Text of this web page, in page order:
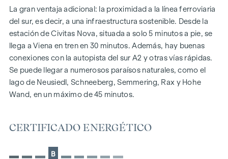
Protección solar eléctrica exterior
Ventanas de gran superficie con triple acristalamiento
térmico
Puertas correderas elevables
Parqué de madera auténtica en el salón y los dormitorios
Azulejos de gran formato en los baños
CARACTERÍSTICAS DESTACADAS
Superficies de 52 a 111 m² | De 2 a 4 habitaciones
Amplio jardín comunitario con parque infantil
La gran ventaja adicional: la proximidad a la línea ferroviaria
del sur, es decir, a una infraestructura sostenible. Desde la
estación de Civitas Nova, situada a solo 5 minutos a pie, se
llega a Viena en tren en 30 minutos. Además, hay buenas
conexiones con la autopista del sur A2 y otras vías rápidas.
Se puede llegar a numerosos paraísos naturales, como el
lago de Neusiedl, Schneeberg, Semmering, Rax y Hohe
Wand, en un máximo de 45 minutos.
CERTIFICADO ENERGÉTICO
B